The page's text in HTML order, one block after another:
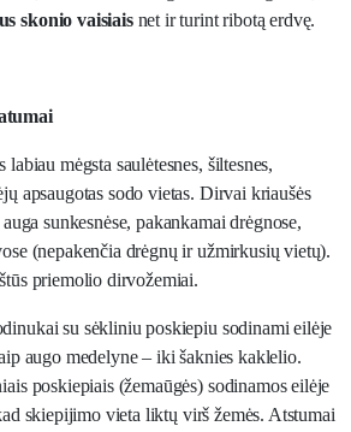
skonio vaisiaisnet ir turint ribotą erdvę.
labiau mėgsta saulėtesnes, šiltesnes,
apsaugotas sodo vietas. Dirvai kriaušės
sunkesnėse, pakankamai drėgnose,
(nepakenčia drėgnų ir užmirkusių vietų).
priemolio dirvožemiai.
su sėkliniu poskiepiu sodinami eilėje
augo medelyne – iki šaknies kaklelio.
poskiepiais (žemaūgės) sodinamos eilėje
skiepijimo vieta liktų virš žemės. Atstumai